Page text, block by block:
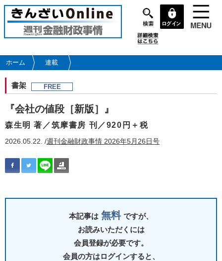
メ
イ
コ
ン
に
ホーム 連載
書架 FREE
『会社の値段［新版］』
森生明 著／筑摩書房 刊／920円＋税
2026.05.22. /週刊金融財政事情 2026年5月26日号
本記事は 無料 ですが、
お読みいただくには
会員登録が必要です。
会員の方はログインすると、